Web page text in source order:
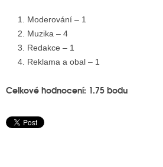
Moderování – 1
Muzika – 4
Redakce – 1
Reklama a obal – 1
Celkové hodnocení: 1.75 bodu